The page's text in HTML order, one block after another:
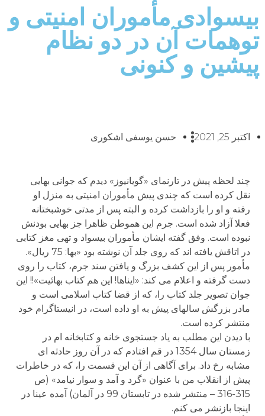
بیسوادی مأموران امنیتی و
توهمات آن در دو نظام
پیشین و کنونی
اکتبر 25, 2021 حسن یوسفی اشکوری
چند لحظه پیش در تارنمای «گویانیوز» دیدم که جوانی بهایی
نقل کرده است که چندی پیش مأموران امنیتی به منزل او
رفته و او را بازداشت کرده و البته پس از مدتی خوشبختانه
فعلا آزاد شده است. جرم این هموطن ظاهرا جز بهایی بودنش
نبوده است. وفق گفته ایشان مأموران بیسواد و تهی مغز کتابی
در اتاقش یافته اند که روی جلد آن نوشته بود «بها: 75 ریال».
مأمور پس از این کشف بزرگ و یافتن سند جرم، کتاب را روی
دست گرفته و اعلام می کند: «ایناها! این هم کتاب بهائیت»!! این
جوان تصویر جلد کتاب را، که از قضا کتاب اسلامی است و
مادر بزرگش سالهای پیش به او داده است، در انیستاگرام خود
منتشر کرده است.
با دیدن این مطلب به یاد جستجوی خانه و کتابخانه ام در
زمستان سال 1354 در قم افتادم که در آن روز حادثه ای
مشابه رخ داد. برای آگاهی از آن این قسمت را، که در خاطرات
پیش از انقلاب من با عنوان «گرد و آمد و سوار نیامد» (ص
315-316 – منتشر شده در تابستان 99 در آلمان) آمده عینا در
اینجا بازنشر می کنم.